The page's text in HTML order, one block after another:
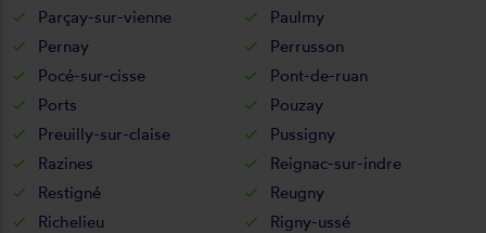
Parçay-sur-vienne
Paulmy
Pernay
Perrusson
Pocé-sur-cisse
Pont-de-ruan
Ports
Pouzay
Preuilly-sur-claise
Pussigny
Razines
Reignac-sur-indre
Restigné
Reugny
Richelieu
Rigny-ussé